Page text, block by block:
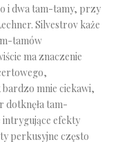
i dwa tam-tamy, przy
Silvestrov każe
tamów
ma znaczenie
bardzo mnie ciekawi,
dotknęła tam-
intrygujące efekty
perkusyjne często